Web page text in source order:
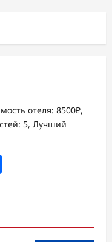
отеля: 8500₽,
5, Лучший